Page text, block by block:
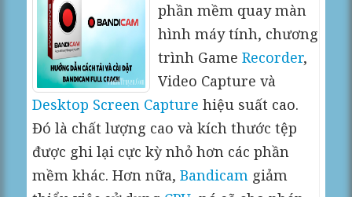
phần mềm quay màn
hình máy tính, chương
trình GameRecorder,
Video Capture và
Desktop Screen Capture hiệu suất cao.
Đó là chất lượng cao và kích thước tệp
được ghi lại cực kỳ nhỏ hơn các phần
mềm khác. Hơn nữa,Bandicam giảm